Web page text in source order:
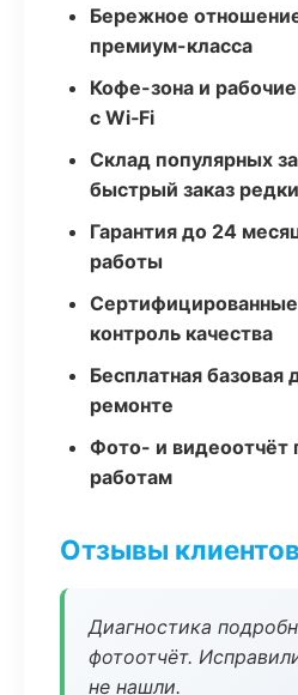
Бережное
премиум-класса
Кофе-зона и
с Wi‑Fi
Склад популярных
быстрый заказ
Гарантия до 24
работы
контроль качества
Бесплатная базовая
ремонте
Фото- и видеоотчёт
работам
Отзывы клиентов
Диагностика
фотоотчёт.
не нашли.